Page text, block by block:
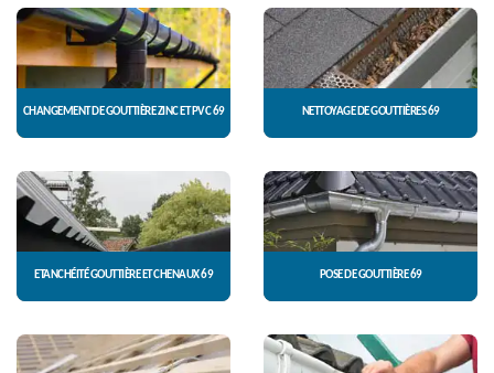
CHANGEMENT DE GOUTTIÈRE ZINC ET PVC 69 NETTOYAGE DE GOUTTIÈRES 69
ETANCHÉITÉ GOUTTIÈRE ET CHENAUX 69 POSE DE GOUTTIÈRE 69